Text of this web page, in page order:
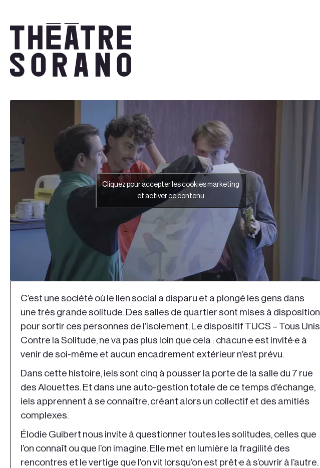
Cliquez pour accepter les cookies marketing
et activer ce contenu
C’est une société où le lien social a disparu et a plongé les gens dans
une très grande solitude. Des salles de quartier sont mises à disposition
pour sortir ces personnes de l’isolement. Le dispositif TUCS – Tous Unis
Contre la Solitude, ne va pas plus loin que cela : chacun·e est invité·e à
venir de soi-même et aucun encadrement extérieur n’est prévu.
Dans cette histoire, iels sont cinq à pousser la porte de la salle du 7 rue
des Alouettes. Et dans une auto-gestion totale de ce temps d’échange,
iels apprennent à se connaître, créant alors un collectif et des amitiés
complexes.
Élodie Guibert nous invite à questionner toutes les solitudes, celles que
l’on connaît ou que l’on imagine. Elle met en lumière la fragilité des
rencontres et le vertige que l’on vit lorsqu’on est prêt·e à s’ouvrir à l’autre.